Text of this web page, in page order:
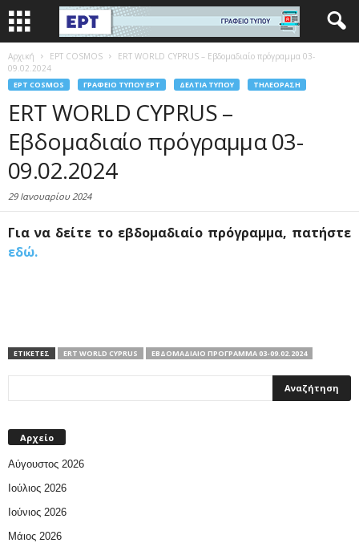
Αρχική EΡΤ COSMOS
ERT WORLD CYPRUS – Εβδομαδιαίο πρόγραμμα 03-
09.02.2024
EΡΤ COSMOS ΓΡΑΦΕΊΟ ΤΎΠΟΥ ΕΡΤ ΔΕΛΤΊΑ ΤΎΠΟΥ ΤΗΛΕΌΡΑΣΗ
ERT WORLD CYPRUS –
Εβδομαδιαίο πρόγραμμα 03-
09.02.2024
29 Ιανουαρίου 2024
Για να δείτε το εβδομαδιαίο πρόγραμμα, πατήστε
εδώ.
ΕΤΙΚΕΤΕΣ ERT WORLD CYPRUS ΕΒΔΟΜΑΔΙΑΊΟ ΠΡΌΓΡΑΜΜΑ 03-09.02.2024
Αρχείο
Αύγουστος 2026
Ιούλιος 2026
Ιούνιος 2026
Μάιος 2026